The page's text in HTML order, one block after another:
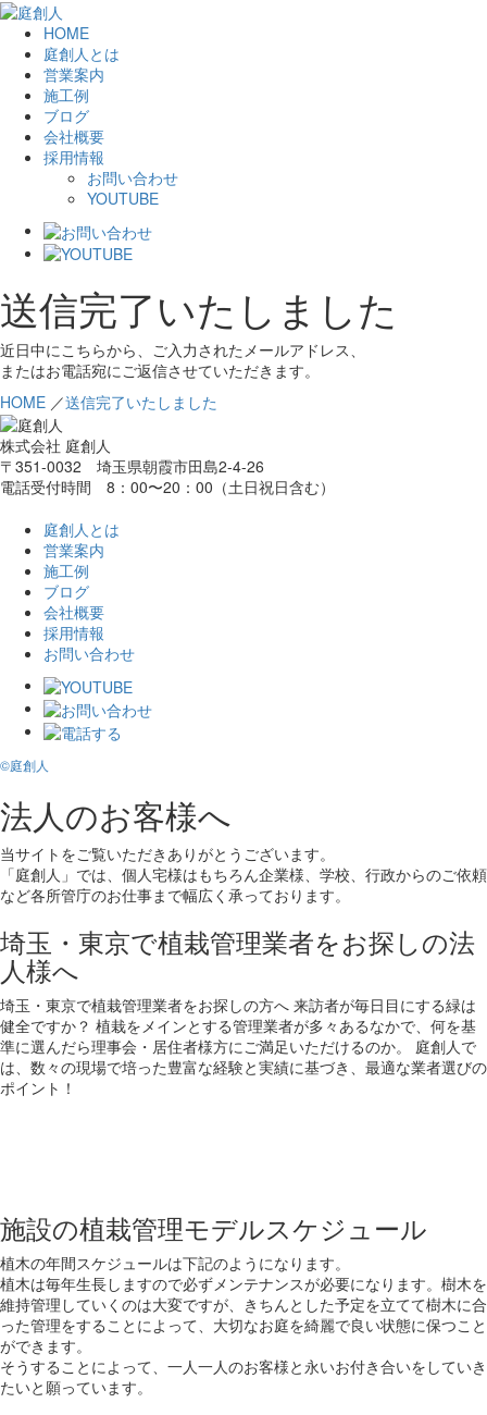
HOME
庭創人とは
営業案内
施工例
ブログ
会社概要
採用情報
お問い合わせ
YOUTUBE
送信完了いたしました
近日中にこちらから、ご入力されたメールアドレス、
またはお電話宛にご返信させていただきます。
HOME ／送信完了いたしました
株式会社 庭創人
〒351-0032 埼玉県朝霞市田島2-4-26
電話受付時間 8：00〜20：00（土日祝日含む）
庭創人とは
営業案内
施工例
ブログ
会社概要
採用情報
お問い合わせ
©庭創人
法人のお客様へ
当サイトをご覧いただきありがとうございます。
「庭創人」では、個人宅様はもちろん企業様、学校、行政からのご依頼
など各所管庁のお仕事まで幅広く承っております。
埼玉・東京で植栽管理業者をお探しの法
人様へ
埼玉・東京で植栽管理業者をお探しの方へ 来訪者が毎日目にする緑は
健全ですか？ 植栽をメインとする管理業者が多々あるなかで、何を基
準に選んだら理事会・居住者様方にご満足いただけるのか。 庭創人で
は、数々の現場で培った豊富な経験と実績に基づき、最適な業者選びの
ポイント！
施設の植栽管理モデルスケジュール
植木の年間スケジュールは下記のようになります。
植木は毎年生長しますので必ずメンテナンスが必要になります。樹木を
維持管理していくのは大変ですが、きちんとした予定を立てて樹木に合
った管理をすることによって、大切なお庭を綺麗で良い状態に保つこと
ができます。
そうすることによって、一人一人のお客様と永いお付き合いをしていき
たいと願っています。